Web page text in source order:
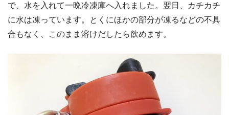
で、水を入れて一晩冷凍庫へ入れました。翌日、カチカチ
に水は凍っています。とくにほかの部分が凍るなどの不具
合もなく、このまま溶けだしたら飲めます。